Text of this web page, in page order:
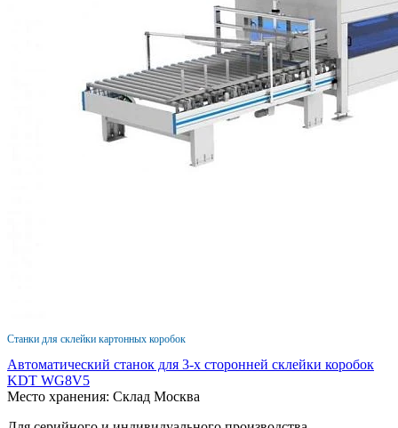
Станки для склейки картонных коробок
Автоматический станок для 3-х сторонней склейки коробок
KDT WG8V5
Место хранения: Склад Москва